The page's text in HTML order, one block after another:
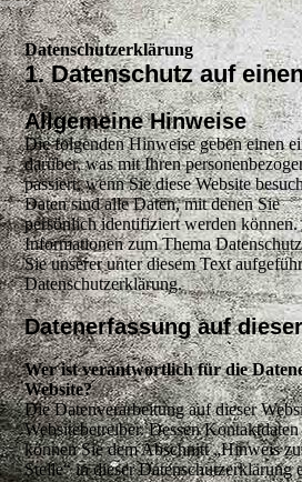
Datenschutzerklärung
1. Datenschutz auf
Allgemeine Hinweise
Die folgenden Hinweise geben einen
darüber, was mit Ihren
passiert, wenn Sie diese Website
Daten sind alle Daten, mit denen Sie
persönlich identifiziert werden
Informationen zum Thema
Sie unserer unter diesem Text
Datenschutzerklärung.
Datenerfassung auf
Wer ist verantwortlich für die
Website?
Die Datenverarbeitung auf dieser
Websitebetreiber. Dessen Kontaktdaten
können Sie dem Abschnitt „Hinweis
Stelle“ in dieser Datenschutzerklärung